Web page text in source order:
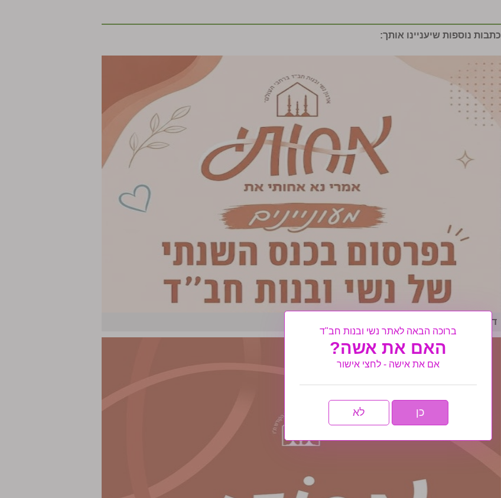
כתבות נוספות שיעניינו אותך:
דוכנים בכנס: בואי לחשוף את המוצרים שלך
ברוכה הבאה לאתר נשי ובנות חב"ד
האם את אשה?
אם את אישה - לחצי אישור
כן לא